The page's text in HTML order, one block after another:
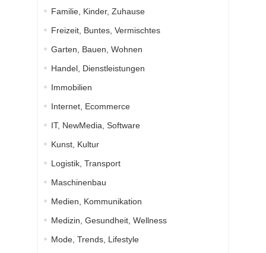
Familie, Kinder, Zuhause
Freizeit, Buntes, Vermischtes
Garten, Bauen, Wohnen
Handel, Dienstleistungen
Immobilien
Internet, Ecommerce
IT, NewMedia, Software
Kunst, Kultur
Logistik, Transport
Maschinenbau
Medien, Kommunikation
Medizin, Gesundheit, Wellness
Mode, Trends, Lifestyle